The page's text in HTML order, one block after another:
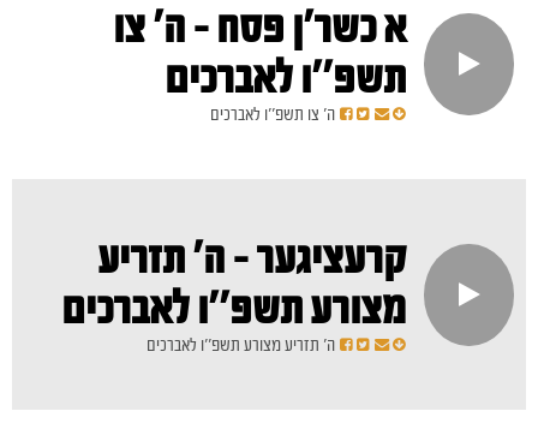
א כשר'ן פסח - ה' צו
תשפ''ו לאברכים
ה' צו תשפ''ו לאברכים
קרעציגער - ה' תזריע
מצורע תשפ''ו לאברכים
ה' תזריע מצורע תשפ''ו לאברכים